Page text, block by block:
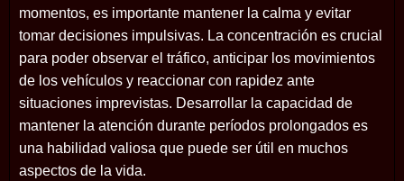
momentos, es importante mantener la calma y evitar
tomar decisiones impulsivas. La concentración es crucial
para poder observar el tráfico, anticipar los movimientos
de los vehículos y reaccionar con rapidez ante
situaciones imprevistas. Desarrollar la capacidad de
mantener la atención durante períodos prolongados es
una habilidad valiosa que puede ser útil en muchos
aspectos de la vida.